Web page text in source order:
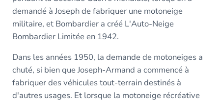
demandé à Joseph de fabriquer une motoneige
militaire, et Bombardier a créé L'Auto-Neige
Bombardier Limitée en 1942.
Dans les années 1950, la demande de motoneiges a
chuté, si bien que Joseph-Armand a commencé à
fabriquer des véhicules tout-terrain destinés à
d'autres usages. Et lorsque la motoneige récréative